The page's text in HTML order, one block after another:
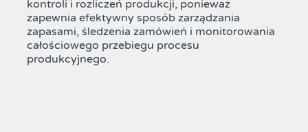
kontroli i rozliczeń produkcji, ponieważ
zapewnia efektywny sposób zarządzania
zapasami, śledzenia zamówień i monitorowania
całościowego przebiegu procesu
produkcyjnego.